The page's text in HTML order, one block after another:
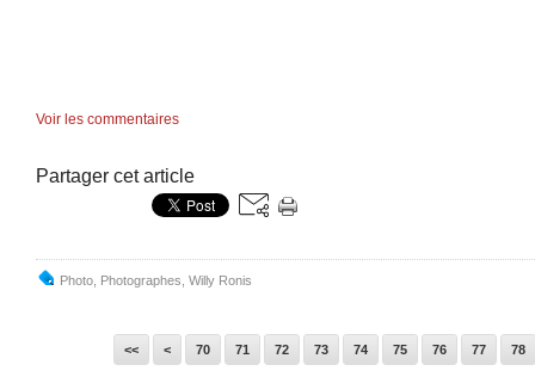
Voir les commentaires
Partager cet article
Photo Photographes Willy Ronis
<< < 10
20
30
40
50
60
70 71 72 73 74 75 76 77 78